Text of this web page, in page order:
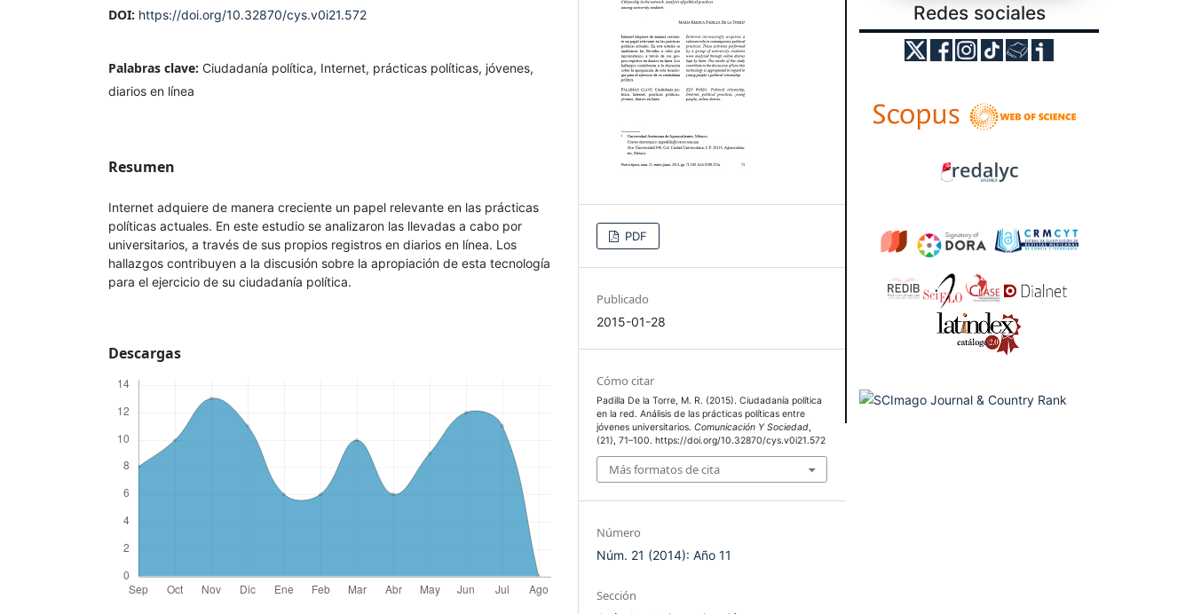
DOI: https://doi.org/10.32870/cys.v0i21.572
Palabras clave: Ciudadanía política, Internet, prácticas políticas, jóvenes,
diarios en línea
Resumen
Internet adquiere de manera creciente un papel relevante en las prácticas
políticas actuales. En este estudio se analizaron las llevadas a cabo por
universitarios, a través de sus propios registros en diarios en línea. Los
hallazgos contribuyen a la discusión sobre la apropiación de esta tecnología
para el ejercicio de su ciudadanía política.
Descargas
PDF
Publicado
2015-01-28
Cómo citar
Padilla De la Torre, M. R. (2015). Ciudadanía política
en la red. Análisis de las prácticas políticas entre
jóvenes universitarios.Comunicación Y Sociedad,
(21), 71–100. https://doi.org/10.32870/cys.v0i21.572
Más formatos de cita
Número
Núm. 21 (2014): Año 11
Sección
Redes sociales